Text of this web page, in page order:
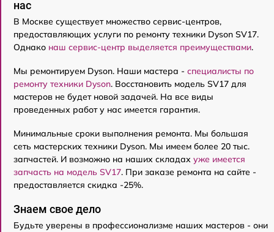
нас
В Москве существует множество сервис-центров,
предоставляющих услуги по ремонту техники Dyson SV17.
Однако наш сервис-центр выделяется преимуществами.
Мы ремонтируем Dyson. Наши мастера - специалисты по
ремонту техники Dyson. Восстановить модель SV17 для
мастеров не будет новой задачей. На все виды
проведенных работ у нас имеется гарантия.
Минимальные сроки выполнения ремонта. Мы большая
сеть мастерских техники Dyson. Мы имеем более 20 тыс.
запчастей. И возможно на наших складах уже имеется
запчасть на модель SV17. При заказе ремонта на сайте -
предоставляется скидка -25%.
Знаем свое дело
Будьте уверены в профессионализме наших мастеров - они